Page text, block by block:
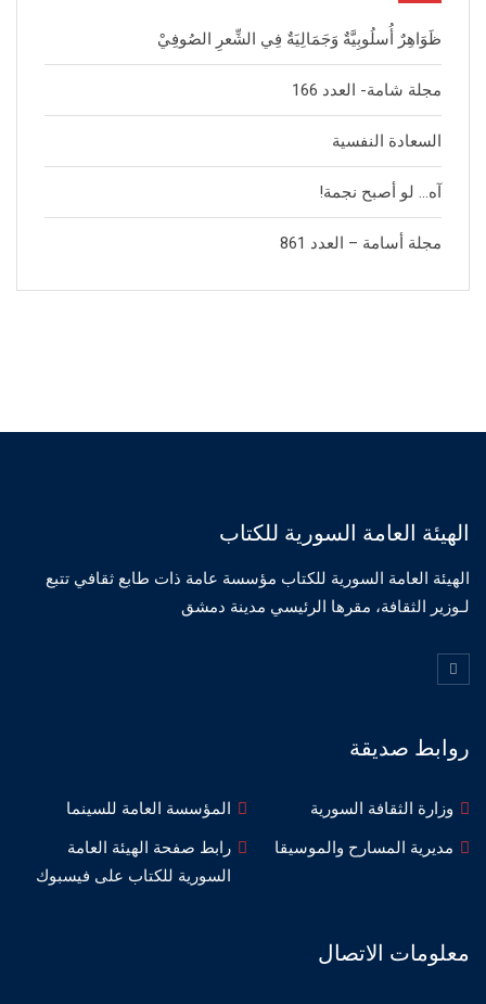
ظَوَاهِرٌ أُسلُوبِيَّةٌ وَجَمَالِيَةٌ فِي الشِّعرِ الصُوفِيْ
مجلة شامة- العدد 166
السعادة النفسية
آه… لو أصبح نجمة!
مجلة أسامة – العدد 861
الهيئة العامة السورية للكتاب
الهيئة العامة السورية للكتاب مؤسسة عامة ذات طابع ثقافي تتبع
لـوزير الثقافة، مقرها الرئيسي مدينة دمشق
روابط صديقة
وزارة الثقافة السورية
المؤسسة العامة للسينما
مديرية المسارح والموسيقا
رابط صفحة الهيئة العامة
السورية للكتاب على فيسبوك
معلومات الاتصال